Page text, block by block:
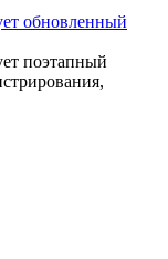
обновленный
поэтапный